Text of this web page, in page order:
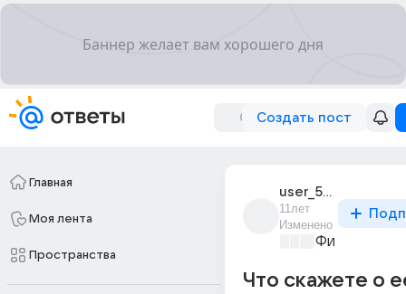
Создать пост
Главная
Моя лента
Пространства
user_51732527
11лет
Изменено
Что скажете о